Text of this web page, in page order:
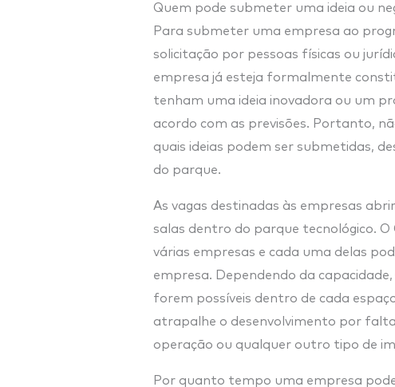
Quem pode submeter uma ideia ou
Para submeter uma empresa ao
solicitação por pessoas físicas ou
empresa já esteja formalmente
tenham uma ideia inovadora ou um
acordo com as previsões. Portanto,
quais ideias podem ser submetidas,
do parque.
As vagas destinadas às empresas
salas dentro do parque tecnológico.
várias empresas e cada uma delas
empresa. Dependendo da
forem possíveis dentro de cada
atrapalhe o desenvolvimento por
operação ou qualquer outro tipo de
Por quanto tempo uma empresa